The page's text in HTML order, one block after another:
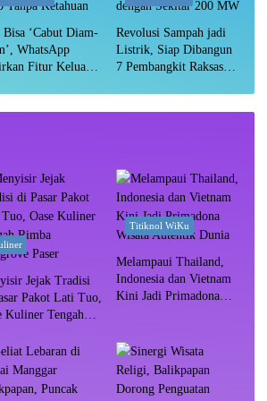
‘Cabut Diam-
WhatsApp
Fitur Keluar
Revolusi Sampah jadi
Listrik, Siap Dibangun
7 Pembangkit Raksasa
Jejak Tradisi
Pakot Lati Tuo,
Kuliner Tengah
Titiknol WiKu
Melampaui Thailand,
Indonesia dan Vietnam
Kini Jadi Primadona